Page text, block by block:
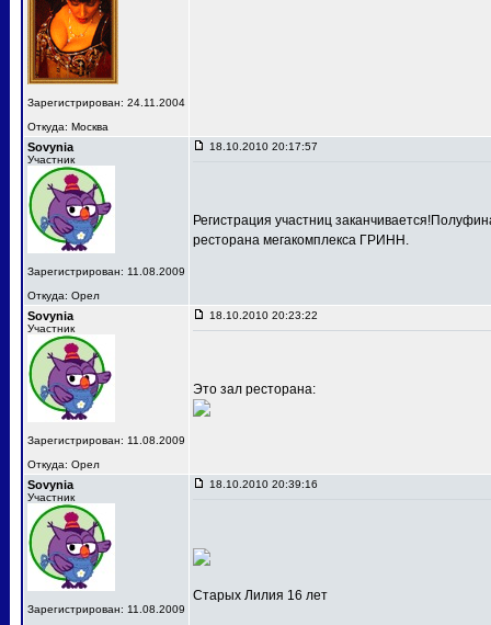
Зарегистрирован: 24.11.2004
Откуда: Москва
Sovynia
Участник
Зарегистрирован: 11.08.2009
Откуда: Орел
18.10.2010 20:17:57
Регистрация участниц
ресторана мегакомплекса ГРИНН.
Sovynia
Участник
Зарегистрирован: 11.08.2009
Откуда: Орел
18.10.2010 20:23:22
Это зал ресторана:
Sovynia
Участник
Зарегистрирован: 11.08.2009
18.10.2010 20:39:16
Старых Лилия 16 лет